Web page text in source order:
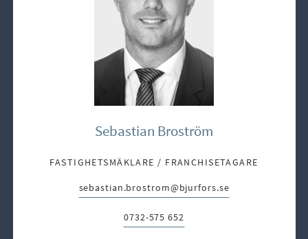
Sebastian Broström
FASTIGHETSMÄKLARE / FRANCHISETAGARE
E-post:
sebastian.brostrom@bjurfors.se
Telefon:
0732-575 652